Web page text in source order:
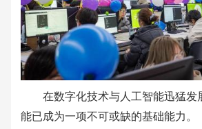
在数字化技术与人工智能迅猛发
能已成为一项不可或缺的基础能力。